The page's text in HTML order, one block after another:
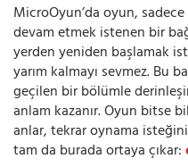
MicroOyun’da oyun,
devam etmek istenen bir
yerden yeniden başlamak
yarım kalmayı sevmez. Bu
geçilen bir bölümle
anlam kazanır. Oyun bitse
anlar, tekrar oynama
tam da burada ortaya çıkar: